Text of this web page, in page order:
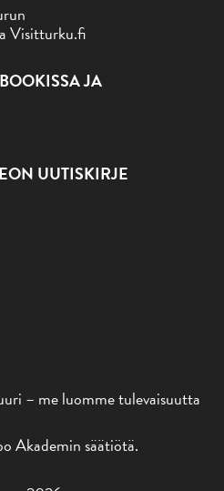
Visitturku.fi
JA
UUTISKIRJE
– me luomme tulevaisuutta
Akademin säätiötä.